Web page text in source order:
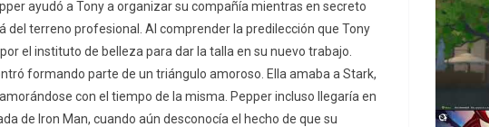
ayudó a Tony a organizar su compañía mientras en secreto
del terreno profesional. Al comprender la predilección que Tony
el instituto de belleza para dar la talla en su nuevo trabajo.
formando parte de un triángulo amoroso. Ella amaba a Stark,
con el tiempo de la misma. Pepper incluso llegaría en
de Iron Man, cuando aún desconocía el hecho de que su